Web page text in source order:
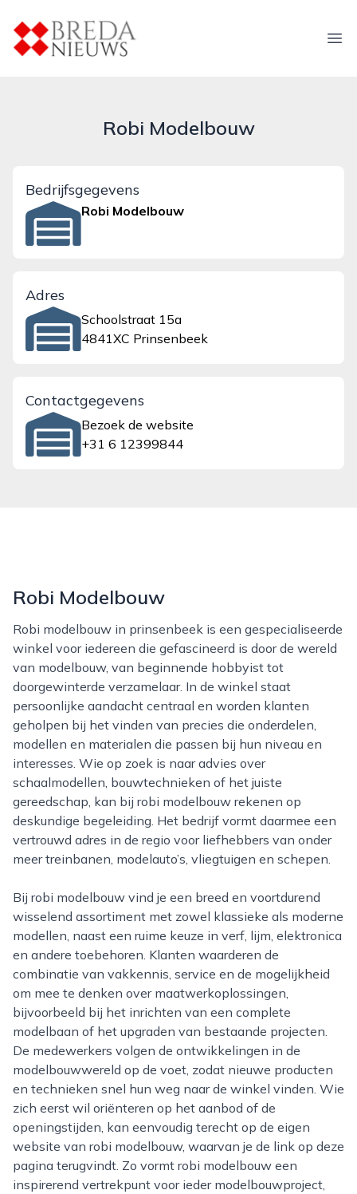
breda-nieuws.nl
Robi Modelbouw
Bedrijfsgegevens
Robi Modelbouw
Adres
Schoolstraat 15a
4841XC Prinsenbeek
Contactgegevens
Bezoek de website
+31 6 12399844
Robi Modelbouw
Robi modelbouw in prinsenbeek is een gespecialiseerde
winkel voor iedereen die gefascineerd is door de wereld
van modelbouw, van beginnende hobbyist tot
doorgewinterde verzamelaar. In de winkel staat
persoonlijke aandacht centraal en worden klanten
geholpen bij het vinden van precies die onderdelen,
modellen en materialen die passen bij hun niveau en
interesses. Wie op zoek is naar advies over
schaalmodellen, bouwtechnieken of het juiste
gereedschap, kan bij robi modelbouw rekenen op
deskundige begeleiding. Het bedrijf vormt daarmee een
vertrouwd adres in de regio voor liefhebbers van onder
meer treinbanen, modelauto’s, vliegtuigen en schepen.
Bij robi modelbouw vind je een breed en voortdurend
wisselend assortiment met zowel klassieke als moderne
modellen, naast een ruime keuze in verf, lijm, elektronica
en andere toebehoren. Klanten waarderen de
combinatie van vakkennis, service en de mogelijkheid
om mee te denken over maatwerkoplossingen,
bijvoorbeeld bij het inrichten van een complete
modelbaan of het upgraden van bestaande projecten.
De medewerkers volgen de ontwikkelingen in de
modelbouwwereld op de voet, zodat nieuwe producten
en technieken snel hun weg naar de winkel vinden. Wie
zich eerst wil oriënteren op het aanbod of de
openingstijden, kan eenvoudig terecht op de eigen
website van robi modelbouw, waarvan je de link op deze
pagina terugvindt. Zo vormt robi modelbouw een
inspirerend vertrekpunt voor ieder modelbouwproject,